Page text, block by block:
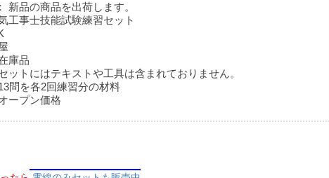
新品の商品を出荷します。
工事士技能試験練習セット
庫品
ットにはテキストや工具は含まれておりません。
問を各2回練習分の材料
ープン価格